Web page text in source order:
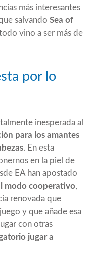
más interesantes
salvando Sea of
vino a ser más de
por lo
inesperada al
para los amantes
. En esta
en la piel de
EA han apostado
modo cooperativo,
renovada que
y que añade esa
con otras
jugar a